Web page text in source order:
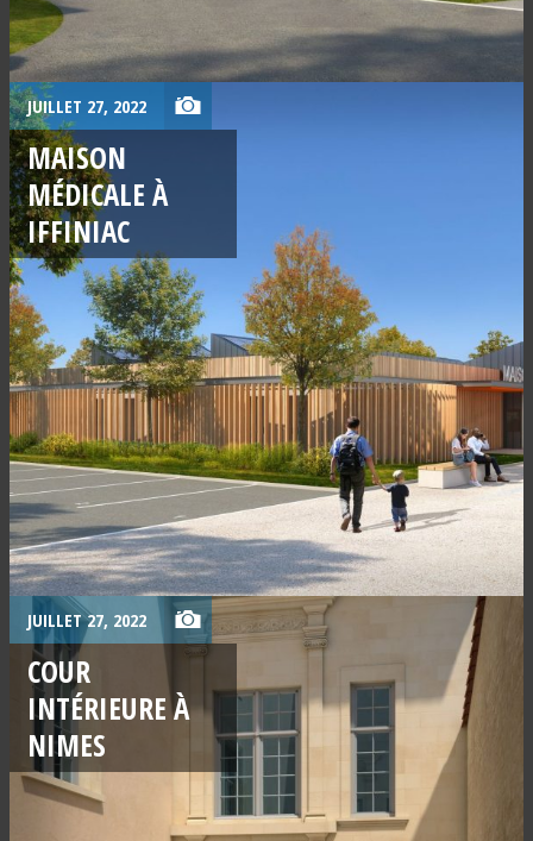
JUILLET 27, 2022
MAISON
MÉDICALE À
IFFINIAC
JUILLET 27, 2022
COUR
INTÉRIEURE À
NIMES